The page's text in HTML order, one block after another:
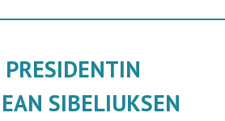
SIBELIUKSEN